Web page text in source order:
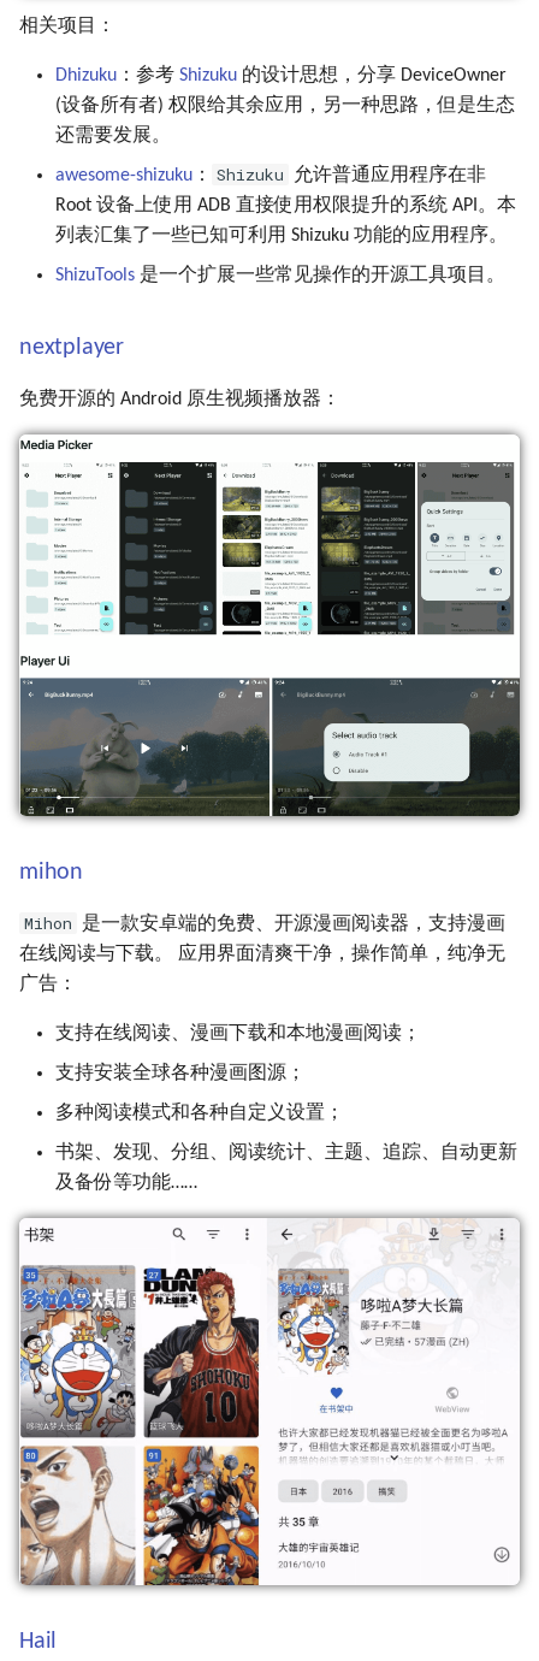
相关项目：
Dhizuku ：参考 Shizuku 的设计思想，分享 DeviceOwner
(设备所有者) 权限给其余应用，另一种思路，但是生态
还需要发展。
awesome-shizuku ： Shizuku
允许普通应用程序在非
Root 设备上使用 ADB 直接使用权限提升的系统 API。本
列表汇集了一些已知可利用 Shizuku 功能的应用程序。
ShizuTools 是一个扩展一些常见操作的开源工具项目。
nextplayer
免费开源的 Android 原生视频播放器：
mihon
Mihon
是一款安卓端的免费、开源漫画阅读器，支持漫画
在线阅读与下载。 应用界面清爽干净，操作简单，纯净无
广告：
支持在线阅读、漫画下载和本地漫画阅读；
支持安装全球各种漫画图源；
多种阅读模式和各种自定义设置；
书架、发现、分组、阅读统计、主题、追踪、自动更新
及备份等功能……
Hail